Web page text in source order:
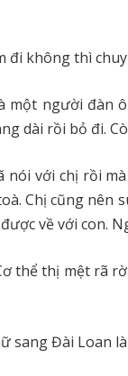
đi không thì
người đàn
dài rồi bỏ đi.
với chị rồi
Chị cũng
về với con.
thể thị mệt rã
sang Đài Loan